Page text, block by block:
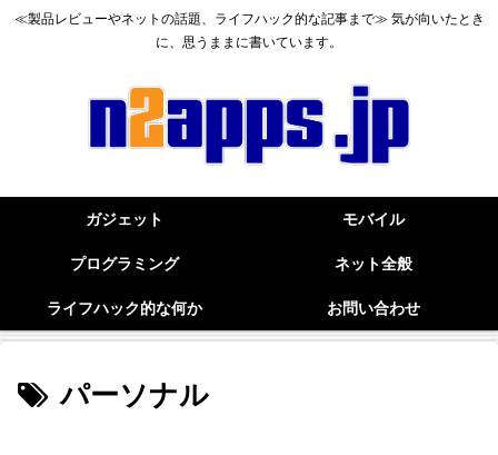
≪製品レビューやネットの話題、ライフハック的な記事まで≫ 気が向いたとき
に、思うままに書いています。
ガジェット モバイル
プログラミング ネット全般
ライフハック的な何か お問い合わせ
パーソナル